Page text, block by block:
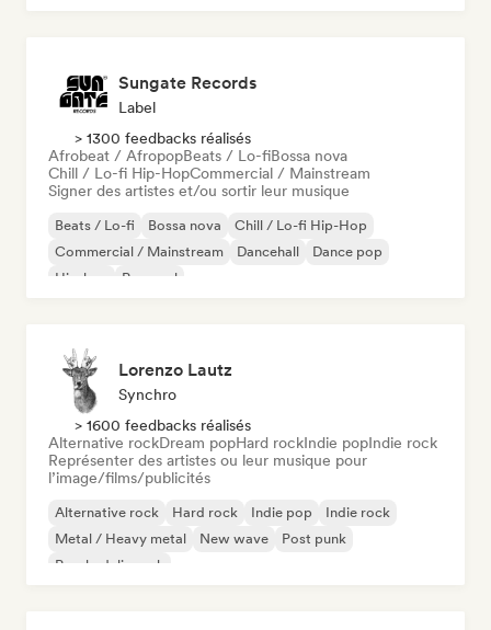
Sungate Records
Label
> 1300 feedbacks réalisés
Afrobeat / AfropopBeats / Lo-fiBossa nova
Chill / Lo-fi Hip-HopCommercial / Mainstream
Signer des artistes et/ou sortir leur musique
Beats / Lo-fi Bossa nova
Chill / Lo-fi Hip-Hop
Commercial / Mainstream
Dancehall
Dance pop
Hip-hop
Pop soul
Lorenzo Lautz
Synchro
> 1600 feedbacks réalisés
Alternative rockDream popHard rockIndie popIndie rock
Représenter des artistes ou leur musique pour
l’image/films/publicités
Alternative rock Hard rock Indie pop
Indie rock
Metal / Heavy metal
New wave
Post punk
Psychedelic rock